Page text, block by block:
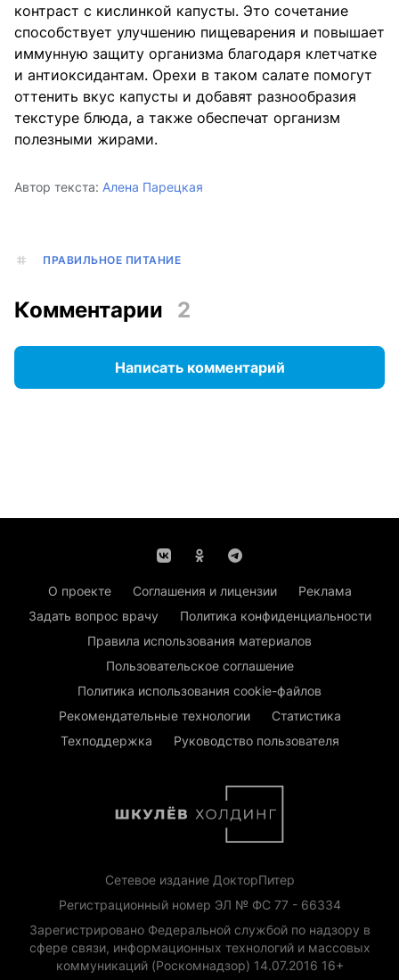
контраст с кислинкой капусты. Это сочетание
способствует улучшению пищеварения и повышает
иммунную защиту организма благодаря клетчатке
и антиоксидантам. Орехи в таком салате помогут
оттенить вкус капусты и добавят разнообразия
текстуре блюда, а также обеспечат организм
полезными жирами.
Автор текста: Алена Парецкая
ПРАВИЛЬНОЕ ПИТАНИЕ
Комментарии 2
Написать комментарий
О проекте Соглашения и лицензии
Реклама
Задать вопрос врачу
Политика конфиденциальности
Правила использования материалов
Пользовательское соглашение
Политика использования cookie-файлов
Рекомендательные технологии
Статистика
Техподдержка
Руководство пользователя
Сетевое издание ДокторПитер
Регистрационный номер ЭЛ № ФС 77 - 66334
Зарегистрировано Федеральной службой по надзору в
сфере связи, информационных технологий и массовых
коммуникаций (Роскомнадзор) 14.07.2016 16+